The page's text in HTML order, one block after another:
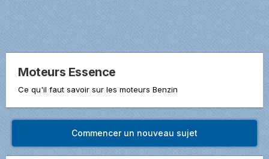
Moteurs Essence
Ce qu'il faut savoir sur les moteurs Benzin
Commencer un nouveau sujet